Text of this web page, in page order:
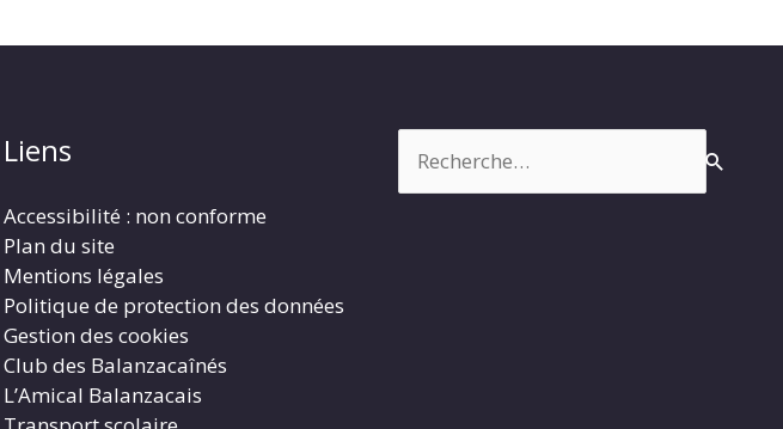
Liens
Accessibilité : non conforme
Plan du site
Mentions légales
Politique de protection des données
Gestion des cookies
Club des Balanzacaînés
L’Amical Balanzacais